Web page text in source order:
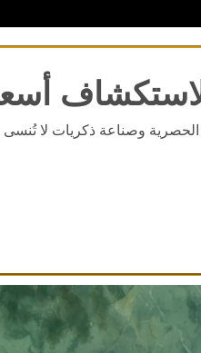
وصناعة ذكريات لا تُنسى